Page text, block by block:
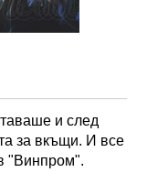
и след
за вкъщи. И все
"Винпром".